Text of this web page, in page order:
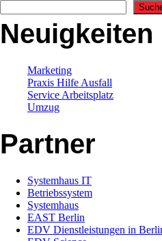
Neuigkeiten
Marketing
Praxis Hilfe Ausfall
Service Arbeitsplatz
Umzug
Partner
Systemhaus IT
Betriebssystem
Systemhaus
EAST Berlin
EDV Dienstleistungen in